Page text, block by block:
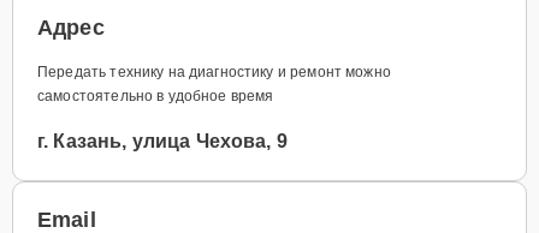
Адрес
Передать технику на диагностику и ремонт можно
самостоятельно в удобное время
г. Казань, улица Чехова, 9
Email